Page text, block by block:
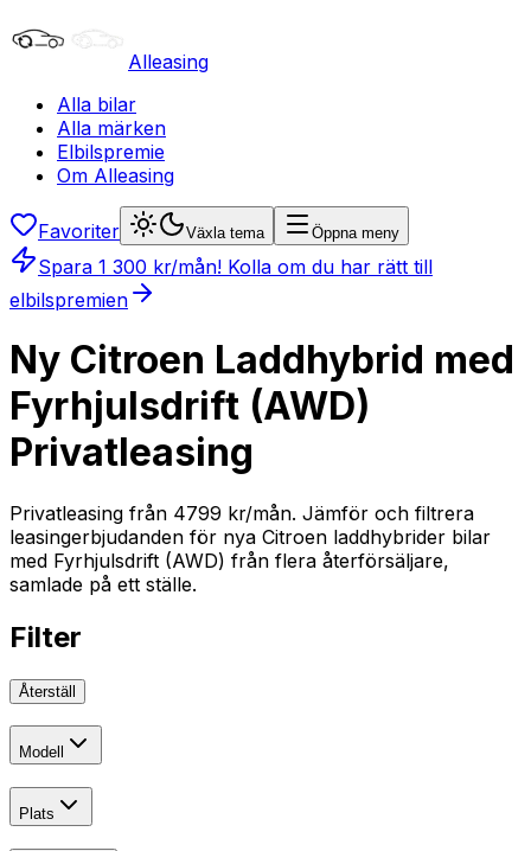
Alleasing
Alla bilar
Alla märken
Elbilspremie
Om Alleasing
Favoriter Växla tema Öppna meny
Spara 1 300 kr/mån! Kolla om du har rätt till
elbilspremien
Ny Citroen Laddhybrid med
Fyrhjulsdrift (AWD)
Privatleasing
Privatleasing från 4799 kr/mån. Jämför och filtrera
leasingerbjudanden för nya Citroen laddhybrider bilar
med Fyrhjulsdrift (AWD) från flera återförsäljare,
samlade på ett ställe.
Filter
Återställ
Modell
Plats